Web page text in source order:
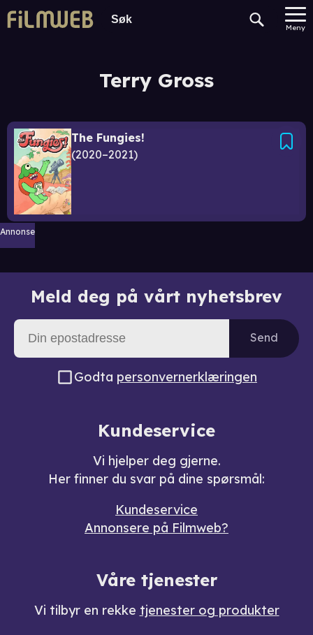
Meny
Terry Gross
The Fungies!
2020–2021
Annonse
Meld deg på vårt nyhetsbrev
Send
Godta personvernerklæringen
Kundeservice
Vi hjelper deg gjerne.
Her finner du svar på dine spørsmål:
Kundeservice
Annonsere på Filmweb?
Våre tjenester
Vi tilbyr en rekke tjenester og produkter